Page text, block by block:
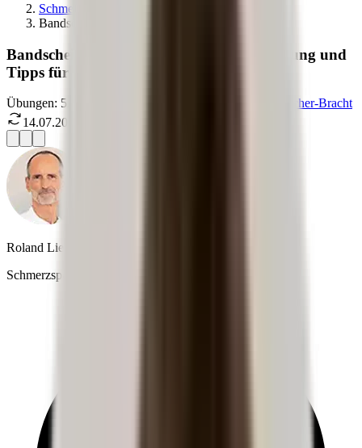
Schmerzlexikon
Bandscheibenvorfall
Bandscheibenvorfall: Ursachen, Unterstützung und
Tipps für deinen Alltag
Übungen: 5
Roland Liebscher-Bracht
14.07.2026
Roland Liebscher-Bracht
Schmerzspezialist & SPIEGEL-Bestseller-Autor